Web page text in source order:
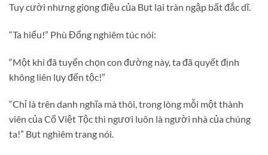
Tuy cười nhưng giọng điệu của Bụt lại tràn ngập bất đắc dĩ.
“Ta hiểu!” Phù Đổng nghiêm túc nói:
“Một khi đã tuyển chọn con đường này, ta đã quyết định
không liên lụy đến tộc!”
“Chỉ là trên danh nghĩa mà thôi, trong lòng mỗi một thành
viên của Cổ Việt Tộc thì ngươi luôn là người nhà của chúng
ta!” Bụt nghiêm trang nói.